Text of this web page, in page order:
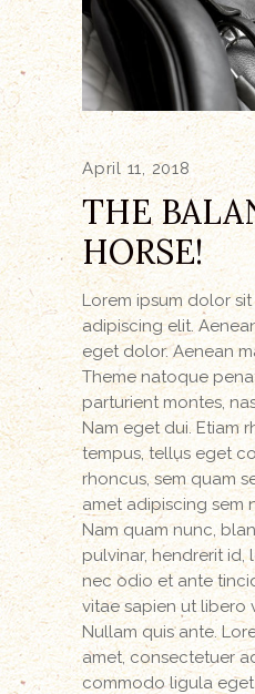
April 11, 2018
THE
HORSE!
Lorem ipsum dolor
adipiscing elit.
eget dolor. Aenean
Theme natoque
parturient montes,
Nam eget dui. Etiam
tempus, tellus eget
rhoncus, sem quam
amet adipiscing sem
Nam quam nunc,
pulvinar, hendrerit id,
nec odio et ante
vitae sapien ut libero
Nullam quis ante.
amet, consectetuer
commodo ligula